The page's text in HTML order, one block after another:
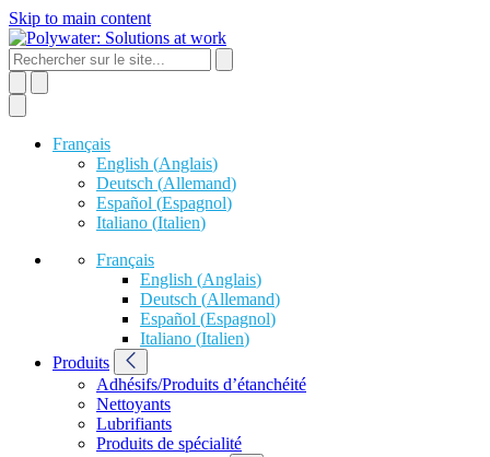
Skip to main content
Français
English (Anglais)
Deutsch (Allemand)
Español (Espagnol)
Italiano (Italien)
Français
English (Anglais)
Deutsch (Allemand)
Español (Espagnol)
Italiano (Italien)
Produits
Adhésifs/Produits d’étanchéité
Nettoyants
Lubrifiants
Produits de spécialité